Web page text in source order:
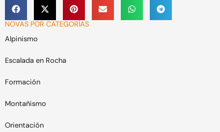
NOVAS POR CATEGORÍAS
Alpinismo
Escalada en Rocha
Formación
Montañismo
Orientación